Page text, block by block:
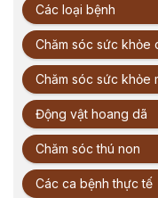
Các loại bệnh
Chăm sóc sức khỏe
Chăm sóc sức khỏe
Động vật hoang dã
Chăm sóc thú non
Các ca bệnh thực tế